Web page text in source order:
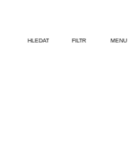
HLEDAT FILTR MENU